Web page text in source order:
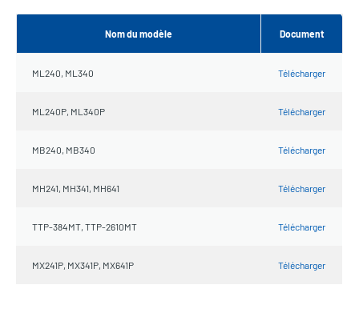
Nom du modèle Document
ML240, ML340 Télécharger
ML240P, ML340P Télécharger
MB240, MB340 Télécharger
MH241, MH341, MH641 Télécharger
TTP-384MT, TTP-2610MT Télécharger
MX241P, MX341P, MX641P Télécharger